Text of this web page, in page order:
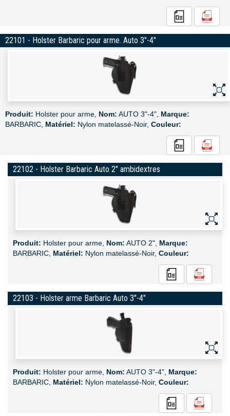
22101 - Holster Barbaric pour arme. Auto 3"-4"
Produit: Holster pour arme, Nom: AUTO 3"-4", Marque:
BARBARIC, Matériel: Nylon matelassé-Noir, Couleur:
22102 - Holster Barbaric Auto 2" ambidextres
Produit: Holster pour arme, Nom: AUTO 2", Marque:
BARBARIC, Matériel: Nylon matelassé-Noir, Couleur:
22103 - Holster arme Barbaric Auto 3"-4"
Produit: Holster pour arme, Nom: AUTO 3"-4", Marque:
BARBARIC, Matériel: Nylon matelassé-Noir, Couleur: